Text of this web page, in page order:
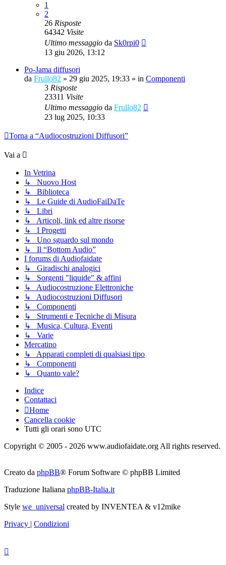
1
2
26 Risposte
64342 Visite
Ultimo messaggio da Sk0rpi0
13 giu 2026, 13:12
Po-Jama diffusori
da Frullo82 » 29 giu 2025, 19:33 » in Componenti
3 Risposte
23311 Visite
Ultimo messaggio da Frullo82
23 lug 2025, 10:33
Torna a “Audiocostruzioni Diffusori”
Vai a
In Vetrina
↳ Nuovo Host
↳ Biblioteca
↳ Le Guide di AudioFaiDaTe
↳ Libri
↳ Articoli, link ed altre risorse
↳ I Progetti
↳ Uno sguardo sul mondo
↳ Il “Bottom Audio”
I forums di Audiofaidate
↳ Giradischi analogici
↳ Sorgenti "liquide" & affini
↳ Audiocostruzione Elettroniche
↳ Audiocostruzioni Diffusori
↳ Componenti
↳ Strumenti e Tecniche di Misura
↳ Musica, Cultura, Eventi
↳ Varie
Mercatino
↳ Apparati completi di qualsiasi tipo
↳ Componenti
↳ Quanto vale?
Indice
Contattaci
Home
Cancella cookie
Tutti gli orari sono UTC
Copyright © 2005 - 2026 www.audiofaidate.org All rights reserved.
Creato da phpBB® Forum Software © phpBB Limited
Traduzione Italiana phpBB-Italia.it
Style we_universal created by INVENTEA & v12mike
Privacy | Condizioni